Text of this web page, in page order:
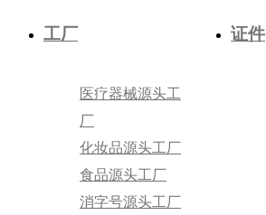
工厂
医疗器械源头工
厂
化妆品源头工厂
食品源头工厂
消字号源头工厂
证件